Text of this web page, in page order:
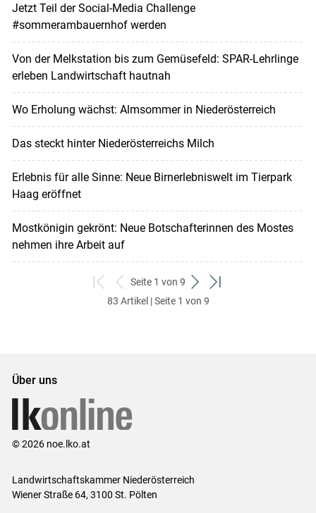
Jetzt Teil der Social-Media Challenge
#sommerambauernhof werden
Von der Melkstation bis zum Gemüsefeld: SPAR-Lehrlinge
erleben Landwirtschaft hautnah
Wo Erholung wächst: Almsommer in Niederösterreich
Das steckt hinter Niederösterreichs Milch
Erlebnis für alle Sinne: Neue Birnerlebniswelt im Tierpark
Haag eröffnet
Mostkönigin gekrönt: Neue Botschafterinnen des Mostes
nehmen ihre Arbeit auf
zum
ersten
zurück
zum
Seite 1 von 9
weiter
zum
zum
83 Artikel | Seite 1 von 9
Über uns
© 2026 noe.lko.at
Landwirtschaftskammer Niederösterreich
Wiener Straße 64, 3100 St. Pölten